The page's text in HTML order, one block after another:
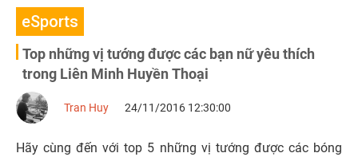
eSports
Top những vị tướng được các bạn nữ yêu thích
trong Liên Minh Huyền Thoại
Tran Huy 24/11/2016 12:30:00
Hãy cùng đến với top 5 những vị tướng được các bóng